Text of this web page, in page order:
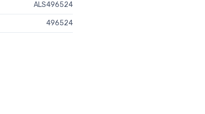
ALS496524
496524